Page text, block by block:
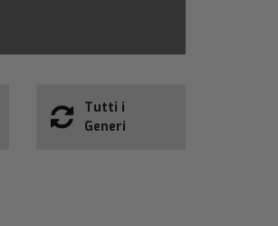
Tutti i
Generi